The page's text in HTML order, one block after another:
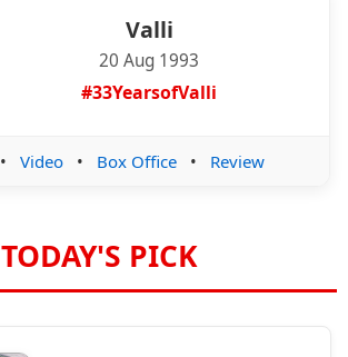
Valli
20 Aug 1993
#33YearsofValli
• Video • Box Office • Review
TODAY'S PICK